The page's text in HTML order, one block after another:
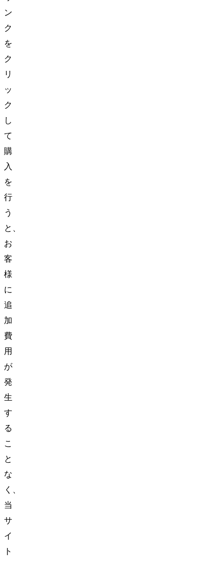
ン
ク
を
ク
リ
ッ
ク
し
て
購
入
を
行
う
と、
お
客
様
に
追
加
費
用
が
発
生
す
る
こ
と
な
く、
当
サ
イ
ト